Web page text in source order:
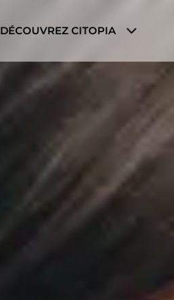
DÉCOUVREZ CITOPIA